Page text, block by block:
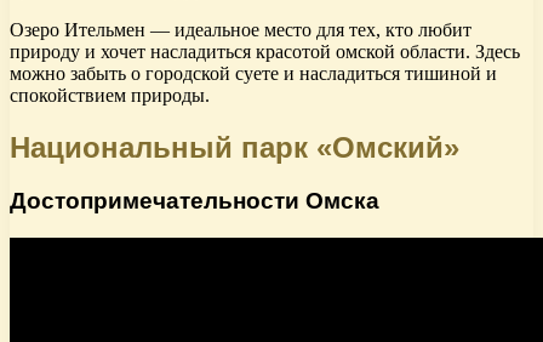
Озеро Ительмен — идеальное место для тех, кто любит
природу и хочет насладиться красотой омской области. Здесь
можно забыть о городской суете и насладиться тишиной и
спокойствием природы.
Национальный парк «Омский»
Достопримечательности Омска